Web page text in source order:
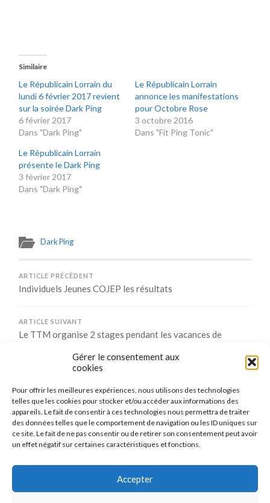
Gérer le consentement aux
cookies
Pour offrir les meilleures expériences, nous utilisons des technologies
telles que les cookies pour stocker et/ou accéder aux informations des
appareils. Le fait de consentir à ces technologies nous permettra de traiter
des données telles que le comportement de navigation ou les ID uniques sur
ce site. Le fait de ne pas consentir ou de retirer son consentement peut avoir
un effet négatif sur certaines caractéristiques et fonctions.
Accepter
Similaire
Le Républicain Lorrain du
lundi 6 février 2017 revient
sur la soirée Dark Ping
6 février 2017
Dans "Dark Ping"
Le Républicain Lorrain
annonce les manifestations
pour Octobre Rose
3 octobre 2016
Dans "Fit Ping Tonic"
Le Républicain Lorrain
présente le Dark Ping
3 février 2017
Dans "Dark Ping"
Dark Ping
ARTICLE PRÉCÉDENT
Individuels Jeunes COJEP les résultats
ARTICLE SUIVANT
Le TTM organise 2 stages pendant les vacances de
Comments are closed.
CONNEXION